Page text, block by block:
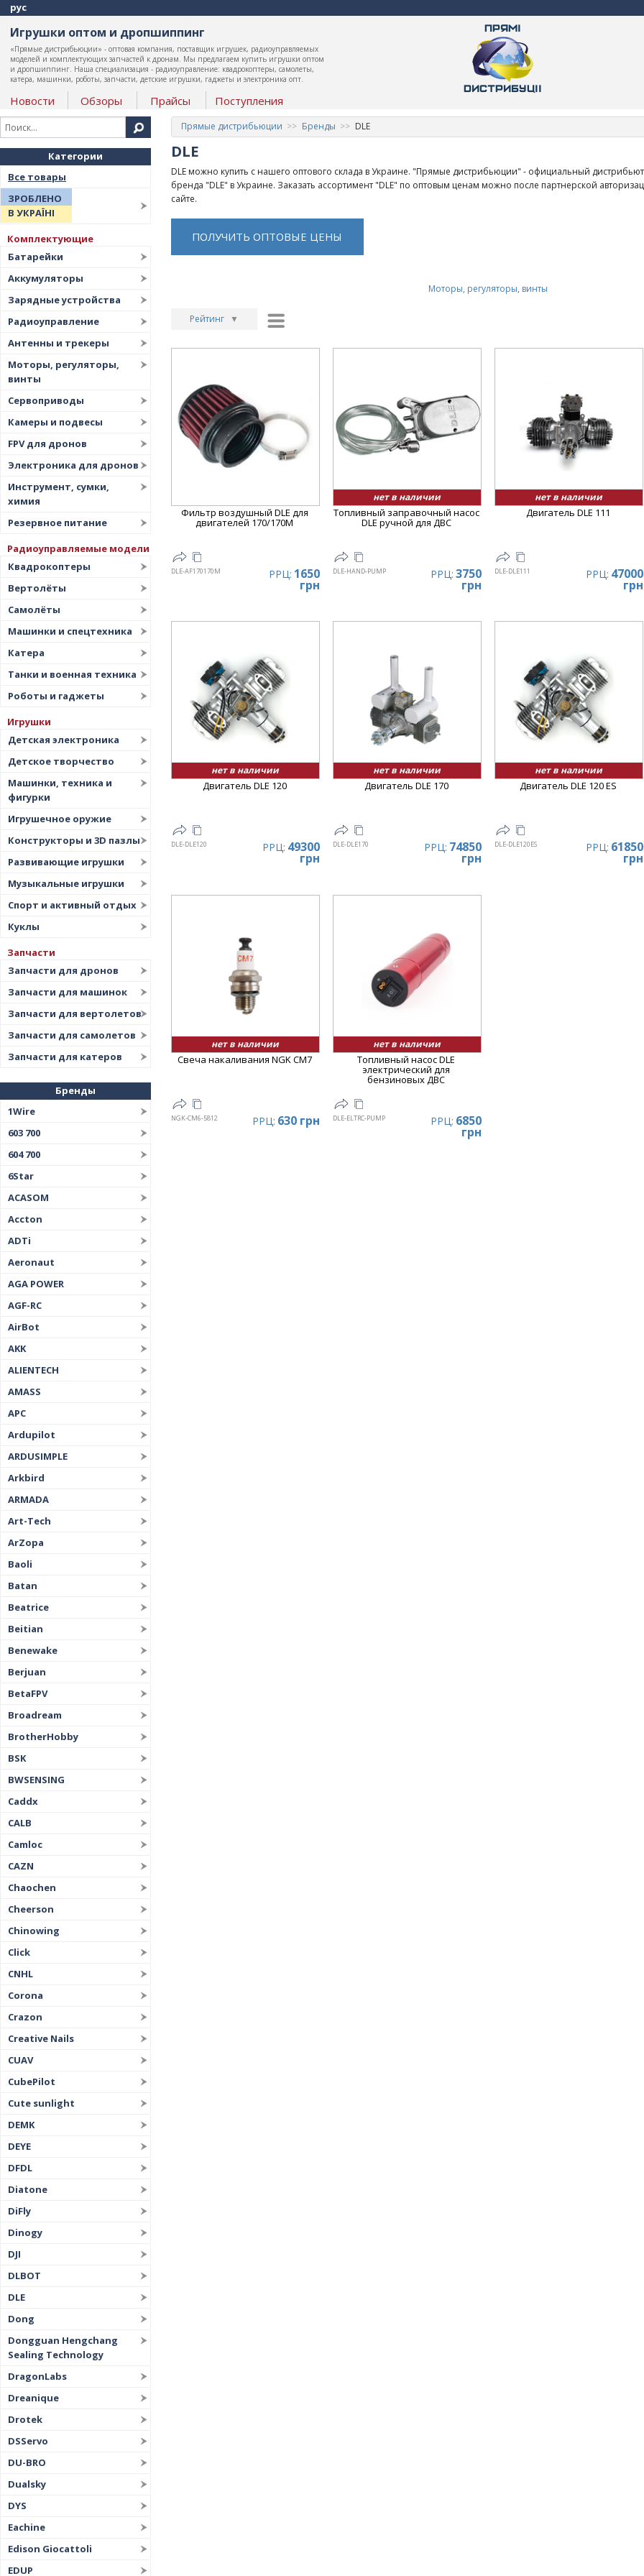
рус
Игрушки оптом и дропшиппинг
«Прямые дистрибьюции» - оптовая компания, поставщик игрушек, радиоуправляемых
моделей и комплектующих запчастей к дронам. Мы предлагаем купить игрушки оптом
и дропшиппинг. Наша специализация - радиоуправление: квадрокоптеры, самолеты,
катера, машинки, роботы, запчасти, детские игрушки, гаджеты и электроника опт.
Новости Обзоры Прайсы Поступления
Категории
Все товары
ЗРОБЛЕНО
В УКРАЇНІ
Комплектующие
Батарейки
Аккумуляторы
Зарядные устройства
Радиоуправление
Антенны и трекеры
Моторы, регуляторы,
винты
Сервоприводы
Камеры и подвесы
FPV для дронов
Электроника для дронов
Инструмент, сумки,
химия
Резервное питание
Радиоуправляемые модели
Квадрокоптеры
Вертолёты
Самолёты
Машинки и спецтехника
Катера
Танки и военная техника
Роботы и гаджеты
Игрушки
Детская электроника
Детское творчество
Машинки, техника и
фигурки
Игрушечное оружие
Конструкторы и 3D пазлы
Развивающие игрушки
Музыкальные игрушки
Спорт и активный отдых
Куклы
Запчасти
Запчасти для дронов
Запчасти для машинок
Запчасти для вертолетов
Запчасти для самолетов
Запчасти для катеров
Бренды
1Wire
603 700
604 700
6Star
ACASOM
Accton
ADTi
Aeronaut
AGA POWER
AGF-RC
AirBot
AKK
ALIENTECH
AMASS
APC
Ardupilot
ARDUSIMPLE
Arkbird
ARMADA
Art-Tech
ArZopa
Baoli
Batan
Beatrice
Beitian
Benewake
Berjuan
BetaFPV
Broadream
BrotherHobby
BSK
BWSENSING
Caddx
CALB
Camloc
CAZN
Chaochen
Cheerson
Chinowing
Click
CNHL
Corona
Crazon
Creative Nails
CUAV
CubePilot
Cute sunlight
DEMK
DEYE
DFDL
Diatone
DiFly
Dinogy
DJI
DLBOT
DLE
Dong
Dongguan Hengchang
Sealing Technology
DragonLabs
Dreanique
Drotek
DSServo
DU-BRO
Dualsky
DYS
Eachine
Edison Giocattoli
EDUP
Прямые дистрибьюции Бренды DLE
DLE
DLE можно купить с нашего оптового склада в Украине. "Прямые дистрибьюции" - официальный
бренда "DLE" в Украине. Заказать ассортимент "DLE" по оптовым ценам можно после партнерской
сайте.
ПОЛУЧИТЬ ОПТОВЫЕ ЦЕНЫ
Моторы, регуляторы, винты
Рейтинг ▼
Дата ▼
Цена ▲
Цена
▼
Фильтр воздушный DLE для
двигателей 170/170M
DLE-AF170170M РРЦ: 1650
грн
нет в наличии
Топливный заправочный насос
DLE ручной для ДВС
DLE-HAND-PUMP РРЦ: 3750
грн
нет в наличии
Двигатель DLE 111
DLE-DLE111 РРЦ: 47000
грн
нет в наличии
Двигатель DLE 120
DLE-DLE120 РРЦ: 49300
грн
нет в наличии
Двигатель DLE 170
DLE-DLE170 РРЦ: 74850
грн
нет в наличии
Двигатель DLE 120 ES
DLE-DLE120ES РРЦ: 61850
грн
нет в наличии
Свеча накаливания NGK CM7
NGK-CM6-5812 РРЦ: 630 грн
нет в наличии
Топливный насос DLE
электрический для
бензиновых ДВС
DLE-ELTRC-PUMP РРЦ: 6850
грн